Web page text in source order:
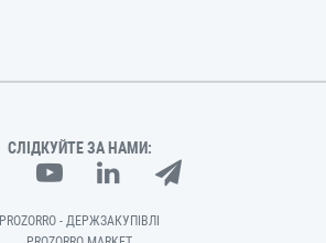
СЛІДКУЙТЕ ЗА НАМИ:
PROZORRO - ДЕРЖЗАКУПІВЛІ